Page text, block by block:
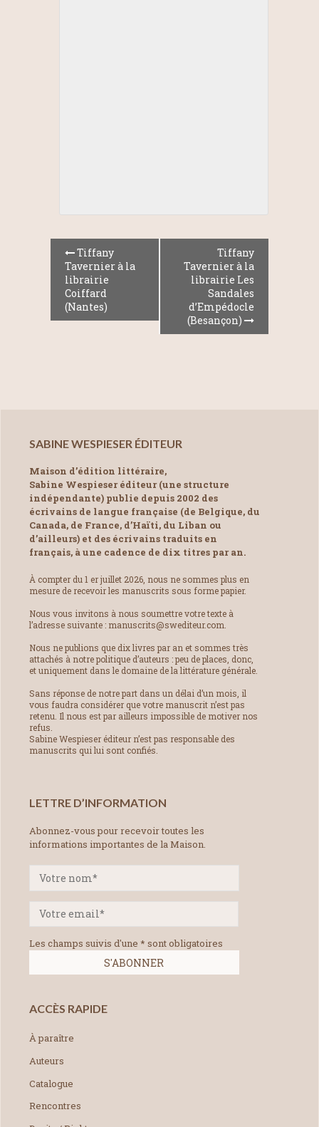
Tiffany
Tavernier à la
librairie
Coiffard
(Nantes)
Tiffany
Tavernier à la
librairie Les
Sandales
d’Empédocle
(Besançon)
SABINE WESPIESER ÉDITEUR
Maison d’édition littéraire,
Sabine Wespieser éditeur (une structure
indépendante) publie depuis 2002 des
écrivains de langue française (de Belgique, du
Canada, de France, d’Haïti, du Liban ou
d’ailleurs) et des écrivains traduits en
français, à une cadence de dix titres par an.
À compter du 1 er juillet 2026, nous ne sommes plus en
mesure de recevoir les manuscrits sous forme papier.
Nous vous invitons à nous soumettre votre texte à
l’adresse suivante : manuscrits@swediteur.com.
Nous ne publions que dix livres par an et sommes très
attachés à notre politique d’auteurs : peu de places, donc,
et uniquement dans le domaine de la littérature générale.
Sans réponse de notre part dans un délai d’un mois, il
vous faudra considérer que votre manuscrit n’est pas
retenu. Il nous est par ailleurs impossible de motiver nos
refus.
Sabine Wespieser éditeur n’est pas responsable des
manuscrits qui lui sont confiés.
LETTRE D’INFORMATION
Abonnez-vous pour recevoir toutes les
informations importantes de la Maison.
Les champs suivis d'une * sont obligatoires
ACCÈS RAPIDE
À paraître
Auteurs
Catalogue
Rencontres